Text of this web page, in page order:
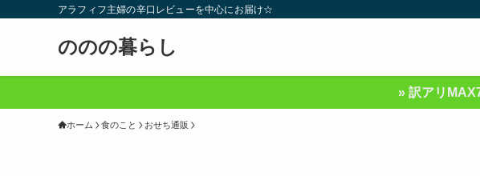
アラフィフ主婦の辛口レビューを中心にお届け☆
ののの暮らし
» 訳アリ
ホーム 食のこと おせち通販